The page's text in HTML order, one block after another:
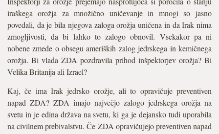
iraškega orožja za množično uničevanje in mnogi so jasno
povedali, da je bila njegova zaloga orožja uničena in da Irak nima
zmogljivosti, da bi lahko to zalogo obnovil. Vsekakor pa ni
nobene zmede o obsegu ameriških zalog jedrskega in kemičnega
orožja. Bi vlada ZDA pozdravila prihod inšpektorjev orožja? Bi
Velika Britanija ali Izrael?
Kaj, če ima Irak jedrsko orožje, ali to opravičuje preventiven
napad ZDA? ZDA imajo največjo zalogo jedrskega orožja na
svetu in je edina država na svetu, ki ga je dejansko tudi uporabila
na civilnem prebivalstvu. Če ZDA opravičujejo preventiven napad